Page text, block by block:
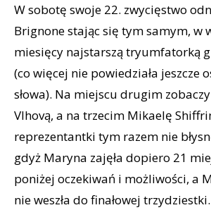
W sobotę swoje 22. zwycięstwo
Brignone stając się tym samym, w
miesięcy najstarszą tryumfatorką
(co więcej nie powiedziała jeszcze
słowa). Na miejscu drugim
Vlhovą, a na trzecim Mikaelę
reprezentantki tym razem nie
gdyż Maryna zajęła dopiero 21
poniżej oczekiwań i możliwości, a
nie weszła do finałowej